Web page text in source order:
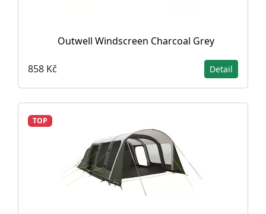
Outwell Windscreen Charcoal Grey
858 Kč Detail
TOP